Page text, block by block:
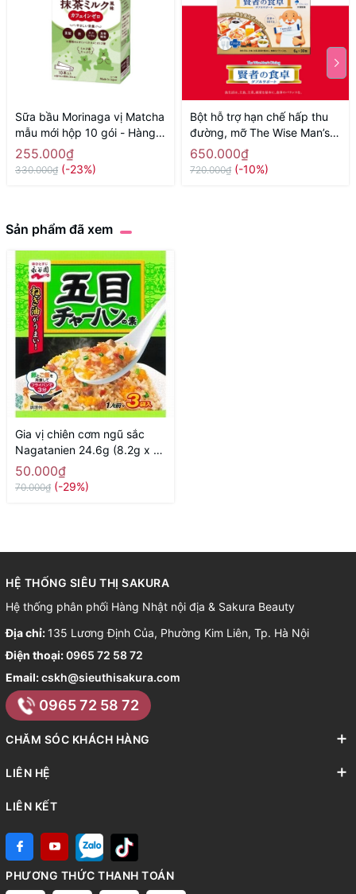
Sữa bầu Morinaga vị Matcha
mẫu mới hộp 10 gói - Hàng
Nhật nội
255.000₫
330.000₫ (-23%)
Bột hỗ trợ hạn chế hấp thu
đường, mỡ The Wise Man’s
Dining 30 gói - Hàng Nhật
nội
650.000₫
720.000₫ (-10%)
Sản phẩm đã xem
Gia vị chiên cơm ngũ sắc
Nagatanien 24.6g (8.2g x 3
gói) - Hàng Nhật nội địa
50.000₫
70.000₫ (-29%)
HỆ THỐNG SIÊU THỊ SAKURA
Hệ thống phân phối Hàng Nhật nội địa & Sakura Beauty
Địa chỉ: 135 Lương Định Của, Phường Kim Liên, Tp. Hà Nội
Điện thoại:0965 72 58 72
Email:cskh@sieuthisakura.com
0965 72 58 72
CHĂM SÓC KHÁCH HÀNG
LIÊN HỆ
LIÊN KẾT
PHƯƠNG THỨC THANH TOÁN